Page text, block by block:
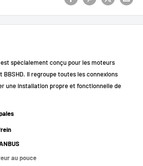
spécialement conçu pour les moteurs
BBSHD. Il regroupe toutes les connexions
une installation propre et fonctionnelle de
au pouce